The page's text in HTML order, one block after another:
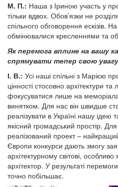
М. П.: Наша з Іриною участь у
тільки вдвох. Обов’язки не
спільного обговорення ескізів.
обмінювалися кресленнями та
Як перемога вплине на вашу
спрямувати тепер свою увагу
І. В.: Усі наші спільні з Марією
цінності стосовно архітектури
фокусуватися лише на
винятком. Для нас він швидше
реалізувати в Україні нашу
якісний громадський простір.
реалізований проект –
Європи конкурси дають змогу
архітектурному світові,
архітектор. У результаті
точно побільшає.